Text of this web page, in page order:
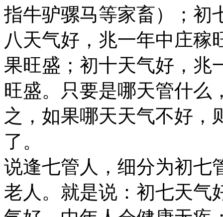
指牛驴骡马等家畜）；初
八天气好，兆一年中庄稼
果旺盛；初十天气好，兆
旺盛。只要是哪天管什么
之，如果哪天天气不好，
了。
说逢七管人，细分为初七
老人。就是说：初七天气